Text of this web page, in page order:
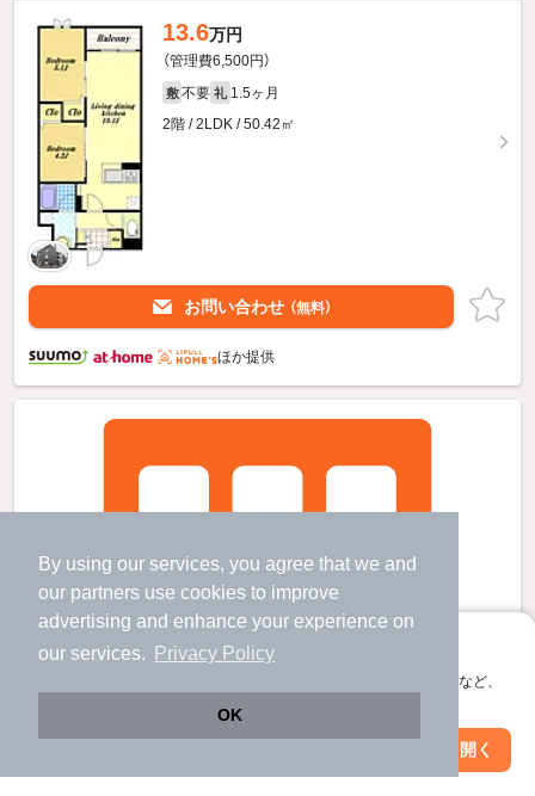
By using our services, you agree that we and
our partners use cookies to improve
advertising and enhance your experience on
our services.
Privacy Policy
OK
アプリに切り替えて、サクサクお部屋探し
会員登録なしですぐ使える。マップ検索やお気に入り保存など、
アプリを開く
13.6万円
（管理費6,500円）
敷 不要 礼 1.5ヶ月
2階 / 2LDK / 50.42㎡
お問い合わせ （無料）
ほか提供
絞り込み条件を変更